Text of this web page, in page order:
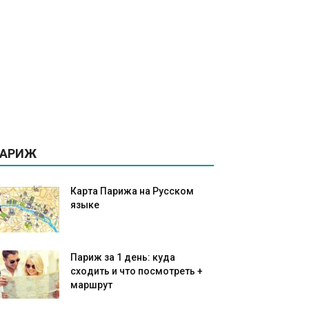
Карта Парижа на Русском
языке
Париж за 1 день: куда
сходить и что посмотреть +
маршрут